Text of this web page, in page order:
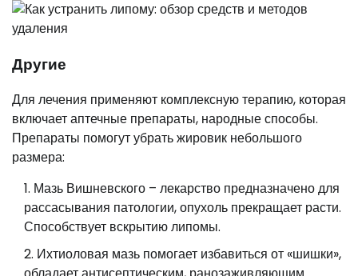
Другие
Для лечения применяют комплексную терапию, которая
включает аптечные препараты, народные способы.
Препараты помогут убрать жировик небольшого
размера:
Мазь Вишневского – лекарство предназначено для
рассасывания патологии, опухоль прекращает расти.
Способствует вскрытию липомы.
Ихтиоловая мазь помогает избавиться от «шишки»,